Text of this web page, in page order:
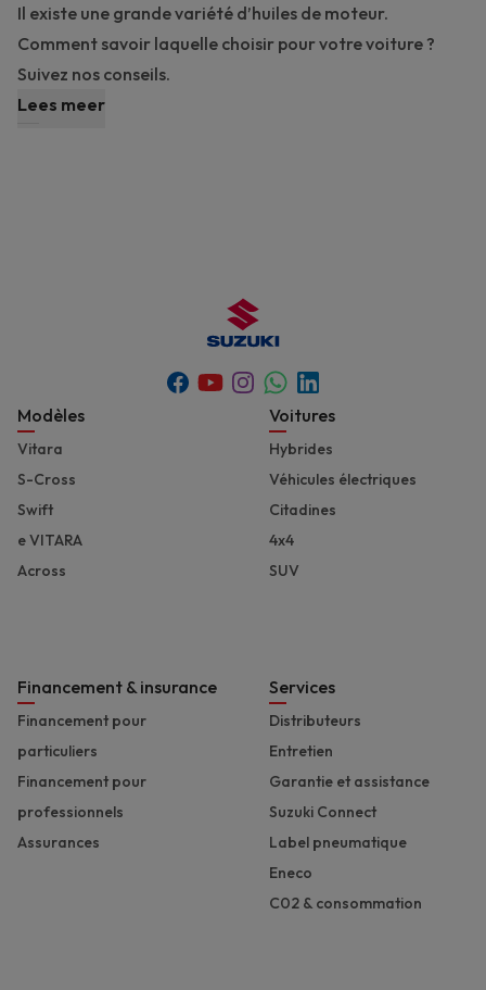
Il existe une grande variété d’huiles de moteur.
Comment savoir laquelle choisir pour votre voiture ?
Suivez nos conseils.
Lees meer
Facebook
YoutubeInstagram
Whatsapp
Linkedin
Footer
Modèles
Vitara
S-Cross
Swift
e VITARA
Across
Voitures
Hybrides
Véhicules électriques
Citadines
4x4
SUV
Financement & insurance
Financement pour
particuliers
Financement pour
professionnels
Assurances
Services
Distributeurs
Entretien
Garantie et assistance
Suzuki Connect
Label pneumatique
Eneco
C02 & consommation